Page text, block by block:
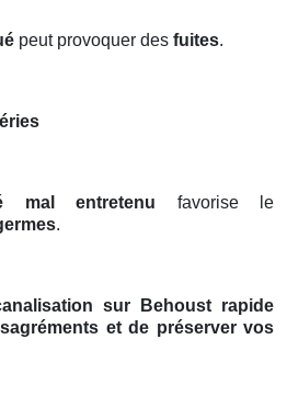
peut provoquer des fuites.
mal entretenu favorise le
.
sur Behoust rapide
et de préserver vos